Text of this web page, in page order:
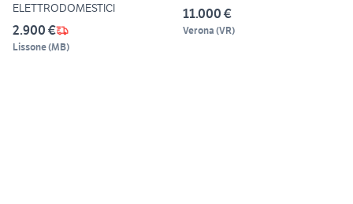
ELETTRODOMESTICI
2.900 €
Lissone(MB)
11.000 €
Verona (VR)